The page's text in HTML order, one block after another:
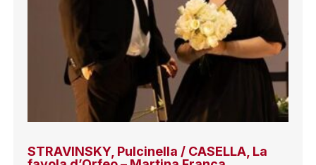
STRAVINSKY, Pulcinella / CASELLA, La